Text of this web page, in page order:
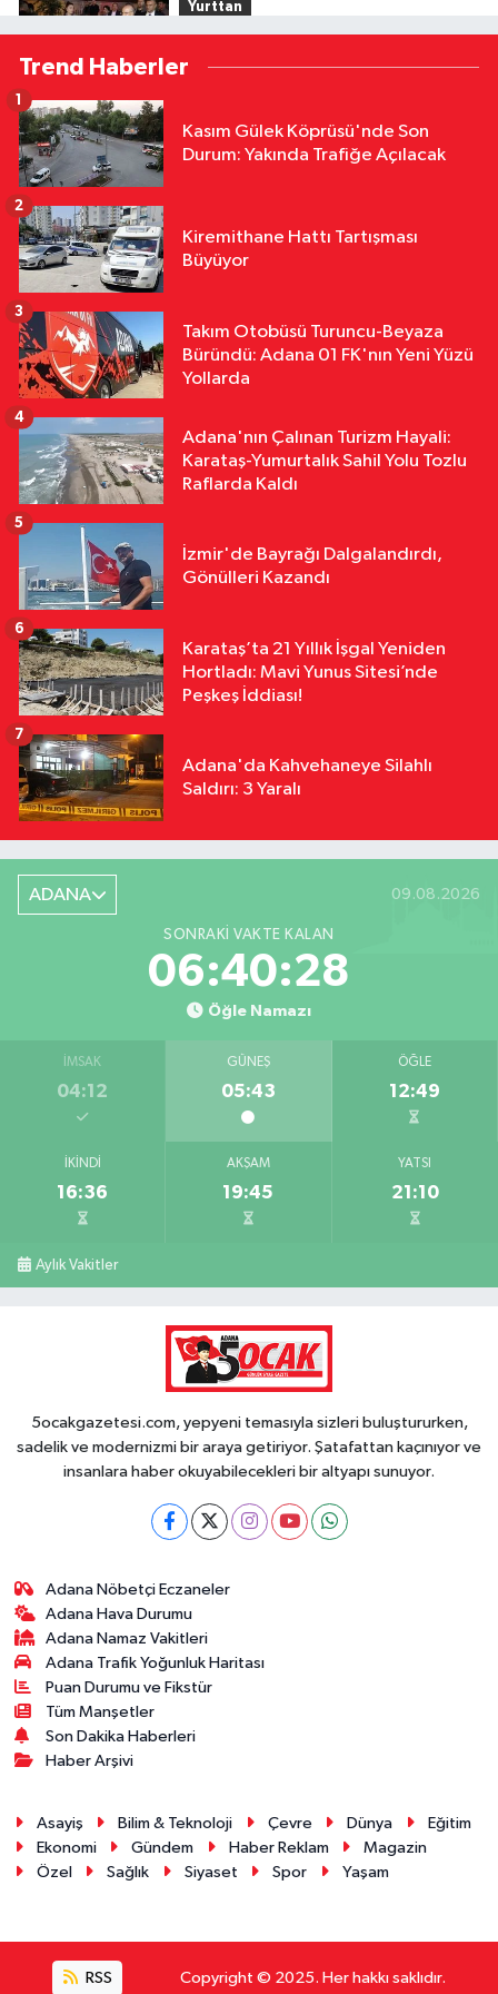
Yurttan
18:12Bakan Şimşek, Gercüş'te
Toplu Açılış Törenine Katıldı
18:12Sivas'ta Buğday Tarlasında
18:11Çalıntı Araçla 10 Kilometre
Yurttan
18:10Kar Maskeleriyle Araç Soyan
Trend Haberler
Kasım Gülek Köprüsü'nde Son
Durum: Yakında Trafiğe Açılacak
1
Kiremithane Hattı Tartışması
Büyüyor
2
Takım Otobüsü Turuncu-Beyaza
Büründü: Adana 01 FK'nın Yeni Yüzü
Yollarda
3
Adana'nın Çalınan Turizm Hayali:
Karataş-Yumurtalık Sahil Yolu Tozlu
Raflarda Kaldı
4
İzmir'de Bayrağı Dalgalandırdı,
Gönülleri Kazandı
5
Karataş’ta 21 Yıllık İşgal Yeniden
Hortladı: Mavi Yunus Sitesi’nde
Peşkeş İddiası!
6
Adana'da Kahvehaneye Silahlı
Saldırı: 3 Yaralı
7
ADANA 09.08.2026
SONRAKI VAKTE KALAN
06:40:27
Öğle Namazı
İMSAK
04:12
GÜNEŞ
05:43
ÖĞLE
12:49
İKINDI
16:36
AKŞAM
19:45
YATSI
21:10
Aylık Vakitler
5ocakgazetesi.com, yepyeni temasıyla sizleri buluştururken,
sadelik ve modernizmi bir araya getiriyor. Şatafattan kaçınıyor ve
insanlara haber okuyabilecekleri bir altyapı sunuyor.
Adana Nöbetçi Eczaneler
Adana Hava Durumu
Adana Namaz Vakitleri
Adana Trafik Yoğunluk Haritası
Puan Durumu ve Fikstür
Tüm Manşetler
Son Dakika Haberleri
Haber Arşivi
Asayiş Bilim & Teknoloji Çevre Dünya
Eğitim
Ekonomi
Gündem Haber Reklam
Magazin
Özel
Sağlık Siyaset Spor Yaşam
RSS Copyright © 2025. Her hakkı saklıdır.